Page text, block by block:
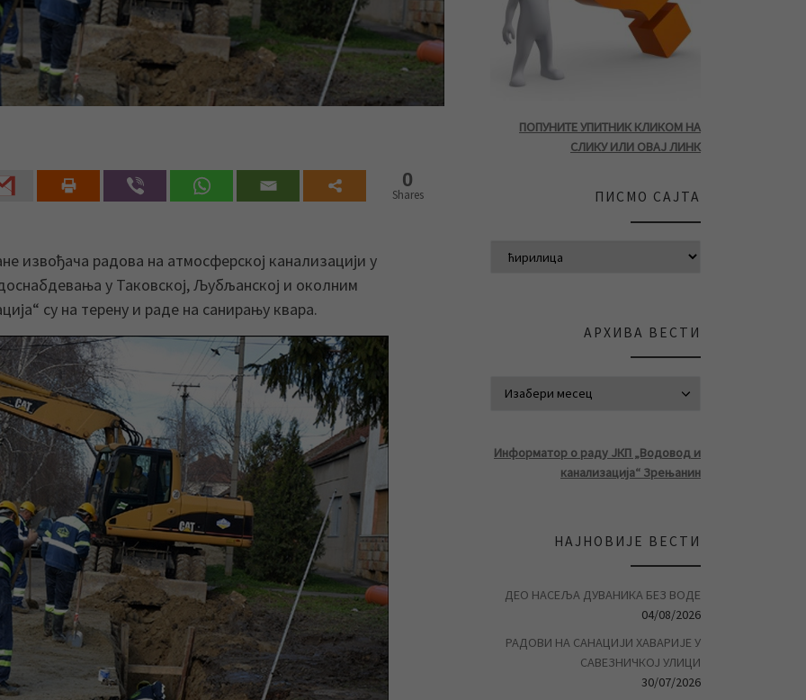
0
Shares
извођача радова на атмосферској канализацији у
у Таковској, Љубљанској и околним
су на терену и раде на санирању квара.
ПОПУНИТЕ УПИТНИК КЛИКОМ НА
СЛИКУ ИЛИ ОВАЈ ЛИНК
ПИСМО САЈТА
АРХИВА ВЕСТИ
Информатор о раду ЈКП „Водовод и
канализација“ Зрењанин
НАЈНОВИЈЕ ВЕСТИ
ДЕО НАСЕЉА ДУВАНИКА БЕЗ ВОДЕ
04/08/2026
РАДОВИ НА САНАЦИЈИ ХАВАРИЈЕ У
САВЕЗНИЧКОЈ УЛИЦИ
30/07/2026